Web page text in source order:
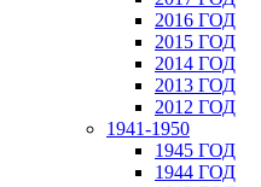
2016 ГОД
2015 ГОД
2014 ГОД
2013 ГОД
2012 ГОД
1941-1950
1945 ГОД
1944 ГОД